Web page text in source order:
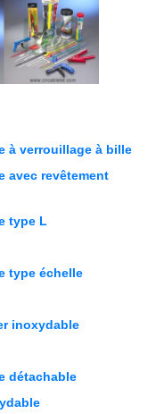
à verrouillage à bille
avec revêtement
type L
type échelle
inoxydable
détachable